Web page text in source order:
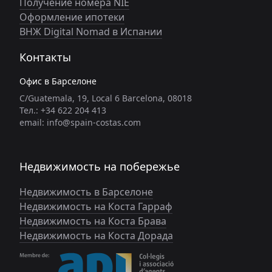
Оформление ипотеки
ВНЖ Digital Nomad в Испании
Контакты
Офис в Барселоне
C/Guatemala, 19, Local 6 Barcelona, 08018
Тел.: +34 622 204 413
email: info@spain-costas.com
Недвижимость на побережье
Недвижимость в Барселоне
Недвижимость на Коста Гарраф
Недвижимость на Коста Брава
Недвижимость на Коста Дорада